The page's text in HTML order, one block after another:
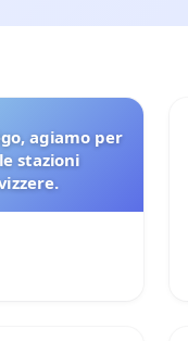
agiamo per
stazioni